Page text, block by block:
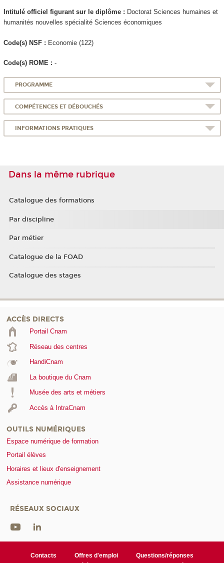
Intitulé officiel figurant sur le diplôme : Doctorat Sciences humaines et
humanités nouvelles spécialité Sciences économiques
Code(s) NSF : Economie (122)
Code(s) ROME : -
PROGRAMME
COMPÉTENCES ET DÉBOUCHÉS
INFORMATIONS PRATIQUES
Dans la même rubrique
Catalogue des formations
Par discipline
Par métier
Catalogue de la FOAD
Catalogue des stages
ACCÈS DIRECTS
Portail Cnam
Réseau des centres
HandiCnam
La boutique du Cnam
Musée des arts et métiers
Accès à IntraCnam
OUTILS NUMÉRIQUES
Espace numérique de formation
Portail élèves
Horaires et lieux d'enseignement
Assistance numérique
RÉSEAUX SOCIAUX
Contacts Offres d'emploi
Questions/réponses